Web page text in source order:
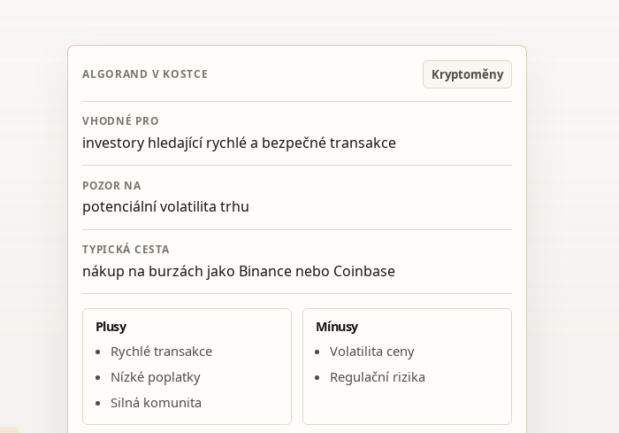
ALGORAND V KOSTCE Kryptoměny
VHODNÉ PRO
investory hledající rychlé a bezpečné transakce
POZOR NA
potenciální volatilita trhu
TYPICKÁ CESTA
nákup na burzách jako Binance nebo Coinbase
Plusy
Rychlé transakce
Nízké poplatky
Silná komunita
Mínusy
Volatilita ceny
Regulační rizika